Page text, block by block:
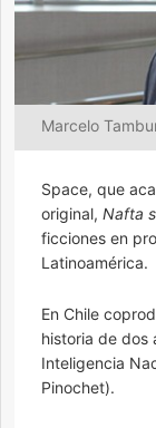
Marcelo
Space, que
original, Nafta
ficciones en
Latinoamérica.
En Chile
historia de dos
Inteligencia
Pinochet).